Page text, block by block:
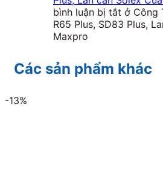
bình luận bị tắt ở Công
R65 Plus, SD83 Plus,
Maxpro
Các sản phẩm khác
-13%